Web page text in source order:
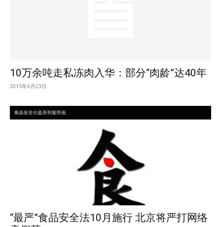
10万余吨走私冻肉入华：部分“肉龄”达40年
2015年6月23日
“最严”食品安全法10月施行 北京将严打网络